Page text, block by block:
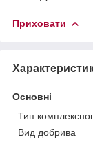
Приховати
Основні
Тип
Вид добрива